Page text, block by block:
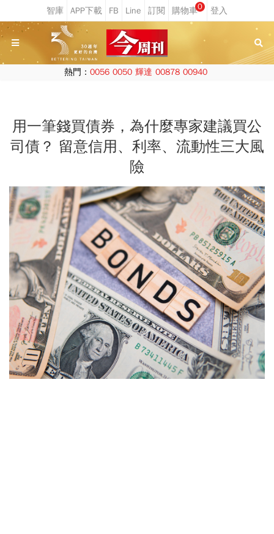
0
熱門： 0056 0050 輝達 00878 00940
用一筆錢買債券，為什麼專家建議買公
司債？ 留意信用、利率、流動性三大風
險